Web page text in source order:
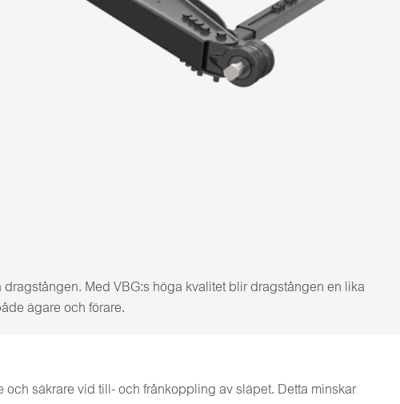
Med VBG:s höga kvalitet blir dragstången en lika
ägare och förare.
säkrare vid till- och frånkoppling av släpet. Detta minskar